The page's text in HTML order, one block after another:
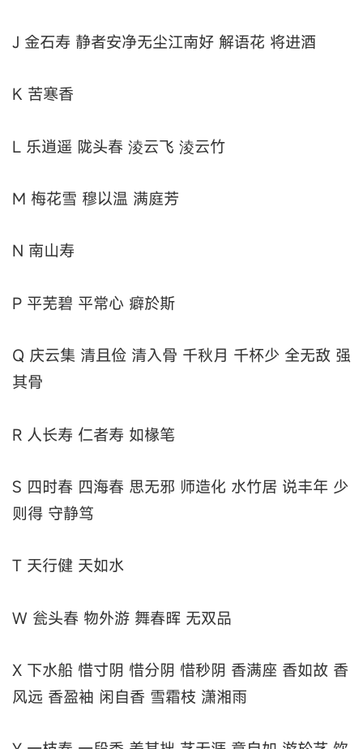
J 金石寿 静者安净无尘江南好 解语花 将进酒
K 苦寒香
L 乐逍遥 陇头春 淩云飞 淩云竹
M 梅花雪 穆以温 满庭芳
N 南山寿
P 平芜碧 平常心 癖於斯
Q 庆云集 清且俭 清入骨 千秋月 千杯少 全无敌 强
其骨
R 人长寿 仁者寿 如椽笔
S 四时春 四海春 思无邪 师造化 水竹居 说丰年 少
则得 守静笃
T 天行健 天如水
W 瓮头春 物外游 舞春晖 无双品
X 下水船 惜寸阴 惜分阴 惜秒阴 香满座 香如故 香
风远 香盈袖 闲自香 雪霜枝 潇湘雨